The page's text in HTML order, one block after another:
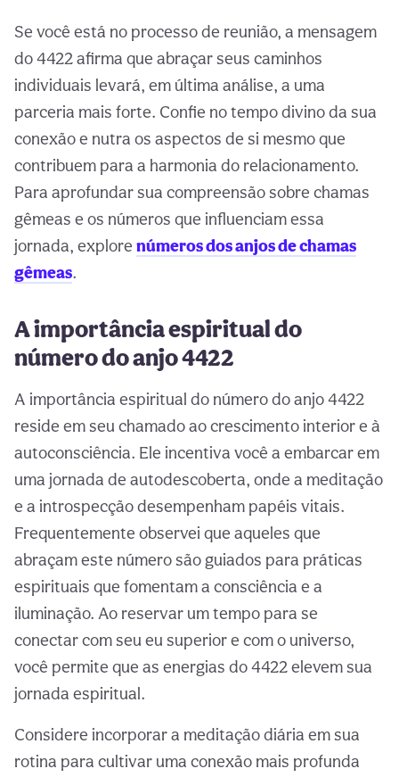
Se você está no processo de reunião, a mensagem
do 4422 afirma que abraçar seus caminhos
individuais levará, em última análise, a uma
parceria mais forte. Confie no tempo divino da sua
conexão e nutra os aspectos de si mesmo que
contribuem para a harmonia do relacionamento.
Para aprofundar sua compreensão sobre chamas
gêmeas e os números que influenciam essa
jornada, explore números dos anjos de chamas
gêmeas.
A importância espiritual do
número do anjo 4422
A importância espiritual do número do anjo 4422
reside em seu chamado ao crescimento interior e à
autoconsciência. Ele incentiva você a embarcar em
uma jornada de autodescoberta, onde a meditação
e a introspecção desempenham papéis vitais.
Frequentemente observei que aqueles que
abraçam este número são guiados para práticas
espirituais que fomentam a consciência e a
iluminação. Ao reservar um tempo para se
conectar com seu eu superior e com o universo,
você permite que as energias do 4422 elevem sua
jornada espiritual.
Considere incorporar a meditação diária em sua
rotina para cultivar uma conexão mais profunda